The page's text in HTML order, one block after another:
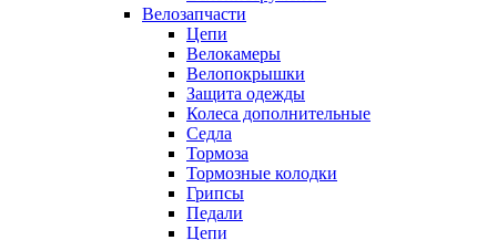
Велозапчасти
Цепи
Велокамеры
Велопокрышки
Защита одежды
Колеса дополнительные
Седла
Тормоза
Тормозные колодки
Грипсы
Педали
Цепи